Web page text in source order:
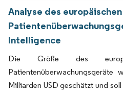
Analyse des
Intelligence
Die Größe des
Milliarden USD geschätzt und